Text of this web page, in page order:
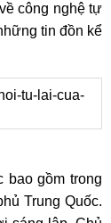
công nghệ tự
tin đồn kể
bao gồm trong
Trung Quốc.